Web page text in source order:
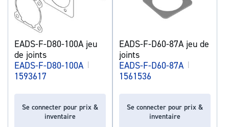
EADS-F-D80-100A jeu
de joints
EADS-F-D80-100A |
1593617
Se connecter pour prix &
inventaire
EADS-F-D60-87A jeu de
joints
EADS-F-D60-87A |
1561536
Se connecter pour prix &
inventaire